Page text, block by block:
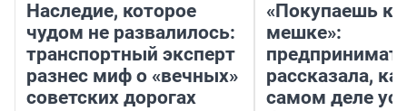
Наследие, которое
чудом не развалилось:
транспортный эксперт
разнес миф о «вечных»
советских дорогах
«Покупаешь
мешке»:
рассказала,
самом деле